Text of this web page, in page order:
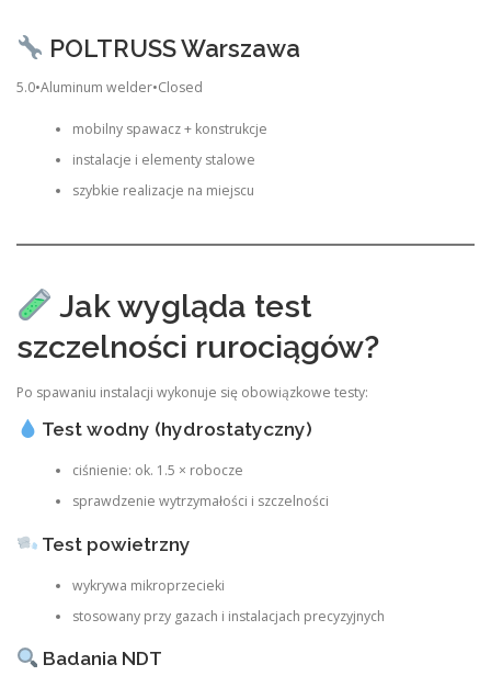
POLTRUSS Warszawa
5.0•Aluminum welder•Closed
mobilny spawacz + konstrukcje
instalacje i elementy stalowe
szybkie realizacje na miejscu
Jak wygląda test
szczelności rurociągów?
Po spawaniu instalacji wykonuje się obowiązkowe testy:
Test wodny (hydrostatyczny)
ciśnienie: ok. 1.5 × robocze
sprawdzenie wytrzymałości i szczelności
Test powietrzny
wykrywa mikroprzecieki
stosowany przy gazach i instalacjach precyzyjnych
Badania NDT